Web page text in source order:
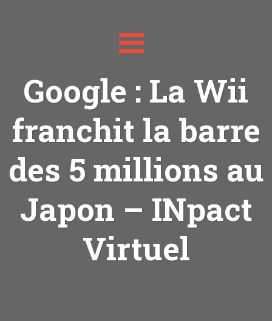
Toggle
navigation
Google : La Wii
franchit la barre
des 5 millions au
Japon – INpact
Virtuel